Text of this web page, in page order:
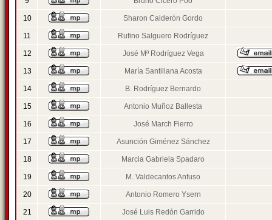
10 Sharon Calderón Gordo
11 Rufino Salguero Rodríguez
12 José Mª Rodríguez Vega
13 María Santillana Acosta
14 B. Rodríguez Bernardo
15 Antonio Muñoz Ballesta
16 José March Fierro
17 Asunción Giménez Sánchez
18 Marcia Gabriela Spadaro
19 M. Valdecantos Anfuso
20 Antonio Romero Ysern
21 José Luis Redón Garrido